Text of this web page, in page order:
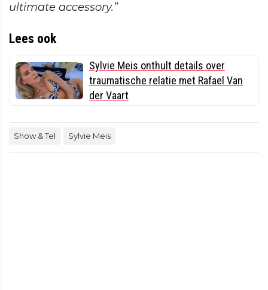
ultimate accessory.”
Lees ook
Sylvie Meis onthult details over
traumatische relatie met Rafael Van
der Vaart
Show & Tel Sylvie Meis